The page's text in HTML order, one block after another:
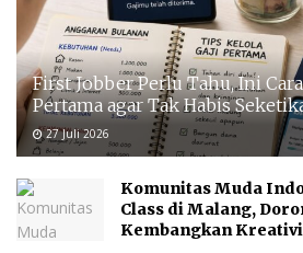
First Jobber Perlu Tahu, Ini
Pertama agar Tak Habis
27 Juli 2026
Komunitas Muda
Class di Malang,
Kembangkan